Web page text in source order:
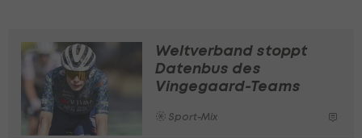
Weltverband stoppt
Datenbus des
Vingegaard-Teams
Sport-Mix